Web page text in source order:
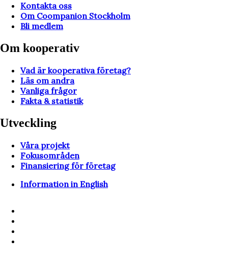
Kontakta oss
Om Coompanion Stockholm
Bli medlem
Om kooperativ
Vad är kooperativa företag?
Läs om andra
Vanliga frågor
Fakta & statistik
Utveckling
Våra projekt
Fokusområden
Finansiering för företag
Information in English